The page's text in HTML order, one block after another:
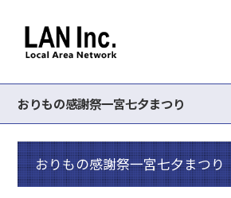
おりもの感謝祭一宮七夕まつり
おりもの感謝祭一宮七夕まつり